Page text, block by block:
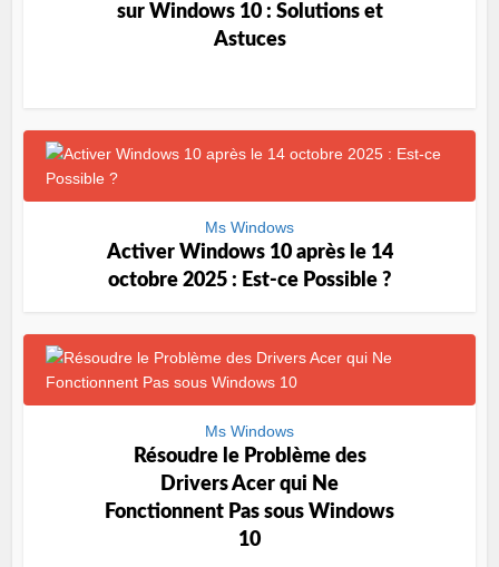
sur Windows 10 : Solutions et
Astuces
Ms Windows
Activer Windows 10 après le 14
octobre 2025 : Est-ce Possible ?
Ms Windows
Résoudre le Problème des
Drivers Acer qui Ne
Fonctionnent Pas sous Windows
10